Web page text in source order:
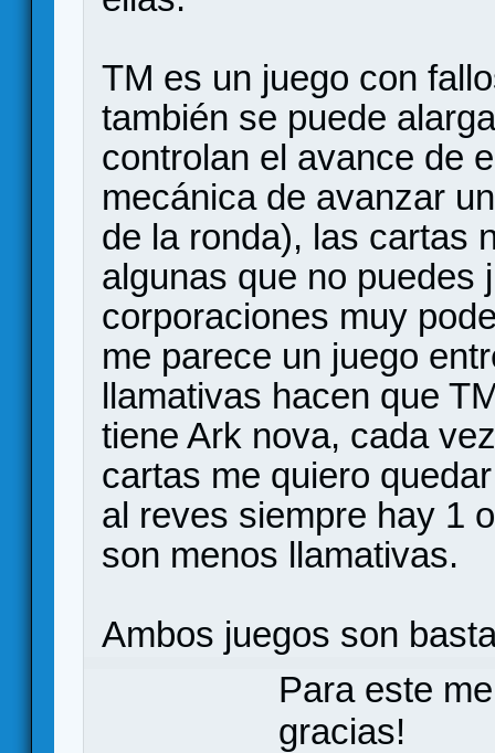
TM es un juego con
también se puede
controlan el avance de
mecánica de avanzar
de la ronda), las cartas
algunas que no puedes
corporaciones muy
me parece un juego
llamativas hacen que
tiene Ark nova, cada
cartas me quiero
al reves siempre hay 1
son menos llamativas.
Ambos juegos son
Para este
gracias!